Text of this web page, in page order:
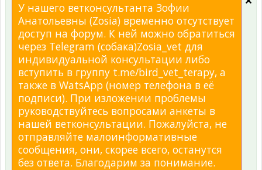
У нашего ветконсультанта Зофии
Анатольевны (Zosia) временно отсутствует
доступ на форум. К ней можно обратиться
через Telegram (собака)Zosia_vet для
индивидуальной консультации либо
вступить в группу t.me/bird_vet_terapy, а
также в WatsApp (номер телефона в её
подписи). При изложении проблемы
руководствуйтесь вопросами анкеты в
нашей ветконсультации. Пожалуйста, не
отправляйте малоинформативные
сообщения, они, скорее всего, останутся
без ответа. Благодарим за понимание.